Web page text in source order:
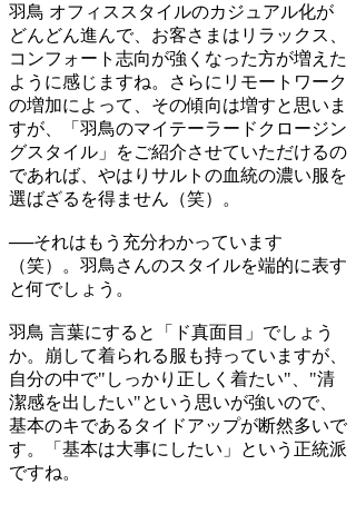
羽鳥 オフィススタイルのカジュアル化が
どんどん進んで、お客さまはリラックス、
コンフォート志向が強くなった方が増えた
ように感じますね。さらにリモートワーク
の増加によって、その傾向は増すと思いま
すが、「羽鳥のマイテーラードクロージン
グスタイル」をご紹介させていただけるの
であれば、やはりサルトの血統の濃い服を
選ばざるを得ません（笑）。
──それはもう充分わかっています
（笑）。羽鳥さんのスタイルを端的に表す
と何でしょう。
羽鳥 言葉にすると「ド真面目」でしょう
か。崩して着られる服も持っていますが、
自分の中で"しっかり正しく着たい"、"清
潔感を出したい"という思いが強いので、
基本のキであるタイドアップが断然多いで
す。「基本は大事にしたい」という正統派
ですね。